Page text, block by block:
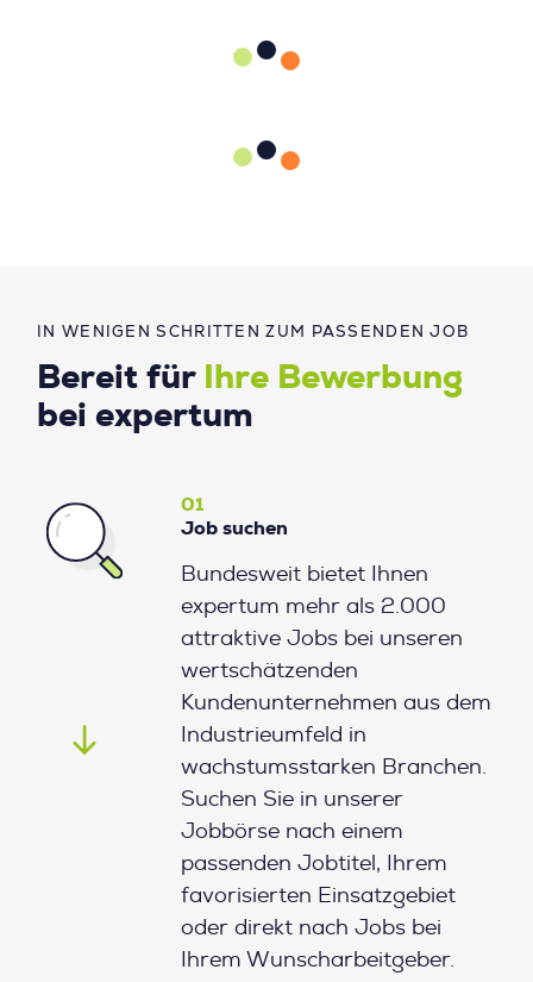
IN WENIGEN SCHRITTEN ZUM PASSENDEN JOB
Bereit für
Ihre Bewerbung
bei expertum
01
Job suchen
Bundesweit bietet Ihnen
expertum mehr als 2.000
attraktive Jobs bei unseren
wertschätzenden
Kundenunternehmen aus dem
Industrieumfeld in
wachstumsstarken Branchen.
Suchen Sie in unserer
Jobbörse nach einem
passenden Jobtitel, Ihrem
favorisierten Einsatzgebiet
oder direkt nach Jobs bei
Ihrem Wunscharbeitgeber.